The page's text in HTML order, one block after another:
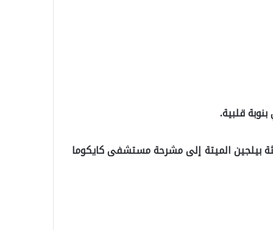
قلبية.
بيلجين الميتة إلى مشرحة مستشفى كايكوما